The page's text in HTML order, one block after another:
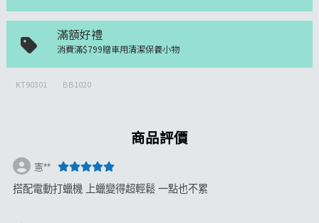
滿額好禮
消費滿$799贈車用清潔保養小物
KT90301 BB1020
商品評價
憲**
搭配電動打蠟機 上蠟變得超輕鬆 一點也不累